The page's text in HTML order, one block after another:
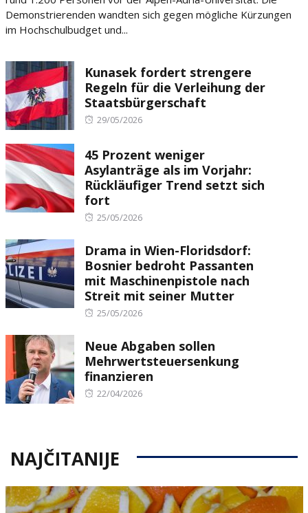
Demonstrierenden wandten sich gegen mögliche Kürzungen
im Hochschulbudget und...
Kunasek fordert strengere
Regeln für die Verleihung der
Staatsbürgerschaft
Posted
29/05/2026
45 Prozent weniger
Asylanträge als im Vorjahr:
Rückläufiger Trend setzt sich
fort
Posted
25/05/2026
Drama in Wien-Floridsdorf:
Bosnier bedroht Passanten
mit Maschinenpistole nach
Streit mit seiner Mutter
Posted
25/05/2026
Neue Abgaben sollen
Mehrwertsteuersenkung
finanzieren
Posted
22/04/2026
NAJČITANIJE